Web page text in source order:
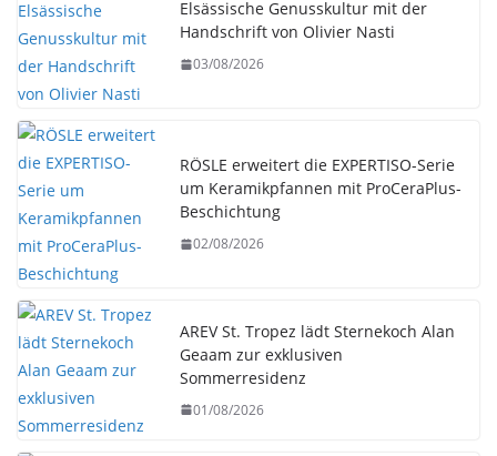
Elsässische Genusskultur mit der
Handschrift von Olivier Nasti
03/08/2026
RÖSLE erweitert die EXPERTISO-Serie
um Keramikpfannen mit ProCeraPlus-
Beschichtung
02/08/2026
AREV St. Tropez lädt Sternekoch Alan
Geaam zur exklusiven
Sommerresidenz
01/08/2026